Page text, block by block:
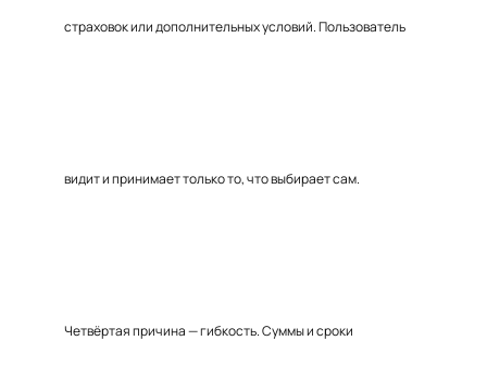
страховок или дополнительных условий. Пользователь
видит и принимает только то, что выбирает сам.
Четвёртая причина — гибкость. Суммы и сроки